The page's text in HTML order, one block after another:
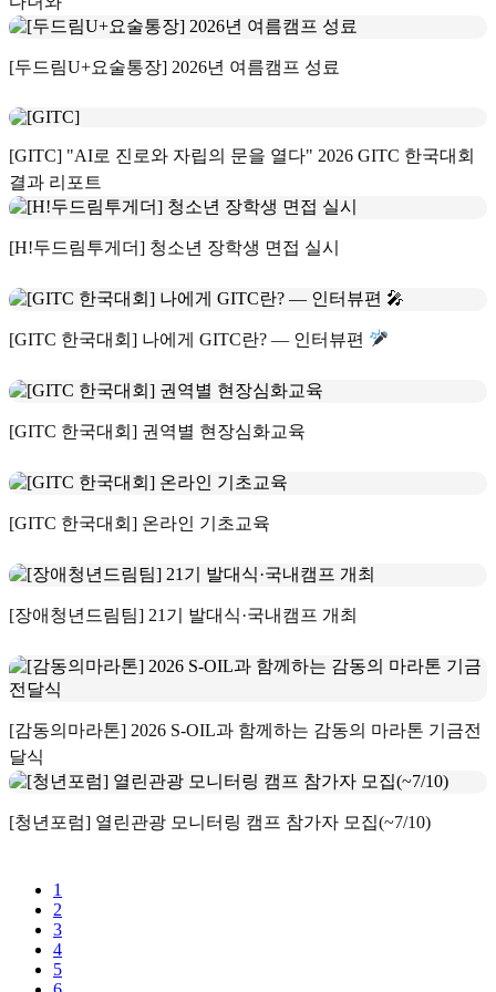
[두드림U+요술통장] 2026년 여름캠프 성료
[GITC] "AI로 진로와 자립의 문을 열다" 2026 GITC 한국대회
결과 리포트
[H!두드림투게더] 청소년 장학생 면접 실시
[GITC 한국대회] 나에게 GITC란? — 인터뷰편
[GITC 한국대회] 권역별 현장심화교육
[GITC 한국대회] 온라인 기초교육
[장애청년드림팀] 21기 발대식·국내캠프 개최
[감동의마라톤] 2026 S-OIL과 함께하는 감동의 마라톤 기금전
달식
[청년포럼] 열린관광 모니터링 캠프 참가자 모집(~7/10)
1
2
3
4
5